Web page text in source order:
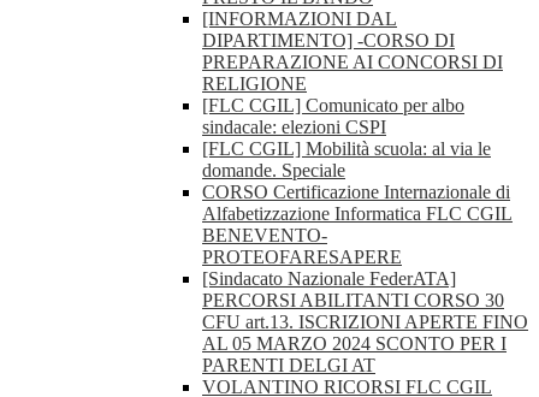
[INFORMAZIONI DAL
DIPARTIMENTO] -CORSO DI
PREPARAZIONE AI CONCORSI DI
RELIGIONE
[FLC CGIL] Comunicato per albo
sindacale: elezioni CSPI
[FLC CGIL] Mobilità scuola: al via le
domande. Speciale
CORSO Certificazione Internazionale di
Alfabetizzazione Informatica FLC CGIL
BENEVENTO-
PROTEOFARESAPERE
[Sindacato Nazionale FederATA]
PERCORSI ABILITANTI CORSO 30
CFU art.13. ISCRIZIONI APERTE FINO
AL 05 MARZO 2024 SCONTO PER I
PARENTI DELGI AT
VOLANTINO RICORSI FLC CGIL